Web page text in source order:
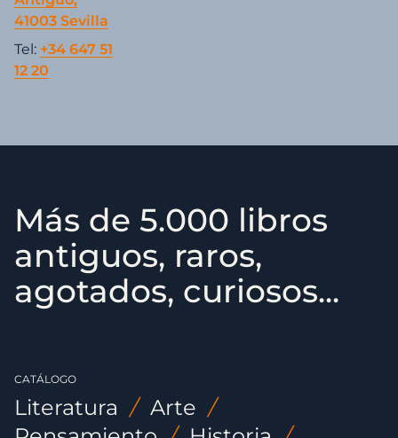
41003 Sevilla
Tel: +34 647 51
12 20
Más de 5.000 libros
antiguos, raros,
agotados, curiosos...
CATÁLOGO
Literatura / Arte /